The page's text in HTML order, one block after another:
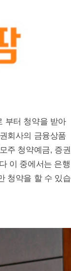
부터 청약을 받아
회사의 금융상품
주 청약예금, 증권
이 중에서는 은행
청약을 할 수 있습